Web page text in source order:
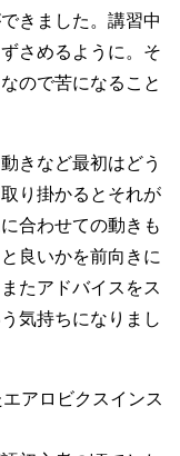
きました。講習中
さめるように。そ
ので苦になること
きなど最初はどう
り掛かるとそれが
合わせての動きも
良いかを前向きに
たアドバイスをス
気持ちになりまし
アロビクスインス